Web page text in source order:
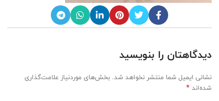
دیدگاهتان را بنویسید
نشانی ایمیل شما منتشر نخواهد شد. بخش‌های موردنیاز علامت‌گذاری
شده‌اند*